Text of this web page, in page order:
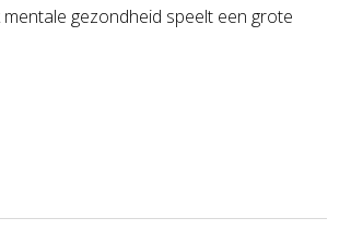
gezondheid speelt een grote